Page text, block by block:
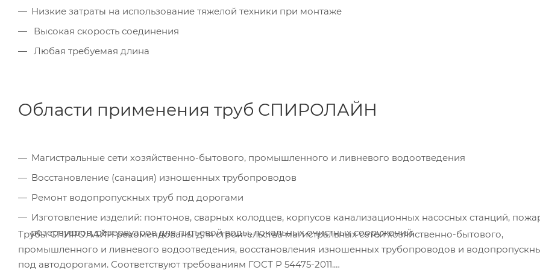
Низкие затраты на использование тяжелой техники при монтаже
Высокая скорость соединения
Любая требуемая длина
Области применения труб СПИРОЛАЙН
Магистральные сети хозяйственно-бытового, промышленного и ливневого водоотведения
Восстановление (санация) изношенных трубопроводов
Ремонт водопропускных труб под дорогами
Изготовление изделий: понтонов, сварных колодцев, корпусов канализационных насосных станций,
резервуаров, резервуаров для питьевой воды, локальных очистных сооружений.
Трубы СПИРОЛАЙН рекомендованы для строительства магистральных сетей хозяйственно-бытового,
промышленного и ливневого водоотведения, восстановления изношенных трубопроводов и
под автодорогами. Соответствуют требованиям ГОСТ Р 54475-2011.